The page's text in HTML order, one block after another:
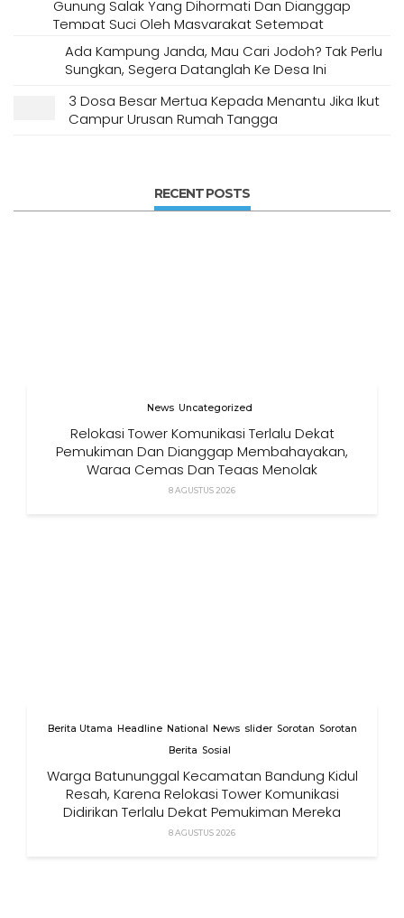
Gunung Salak Yang Dihormati Dan Dianggap
Tempat Suci Oleh Masyarakat Setempat
Ada Kampung Janda, Mau Cari Jodoh? Tak Perlu
Sungkan, Segera Datanglah Ke Desa Ini
3 Dosa Besar Mertua Kepada Menantu Jika Ikut
Campur Urusan Rumah Tangga
RECENT POSTS
News Uncategorized
Relokasi Tower Komunikasi Terlalu Dekat
Pemukiman Dan Dianggap Membahayakan,
Warga Cemas Dan Tegas Menolak
8 AGUSTUS 2026
Berita Utama Headline National News slider Sorotan Sorotan
Berita Sosial
Warga Batununggal Kecamatan Bandung Kidul
Resah, Karena Relokasi Tower Komunikasi
Didirikan Terlalu Dekat Pemukiman Mereka
8 AGUSTUS 2026